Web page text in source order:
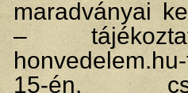
maradványai
–
15-én,